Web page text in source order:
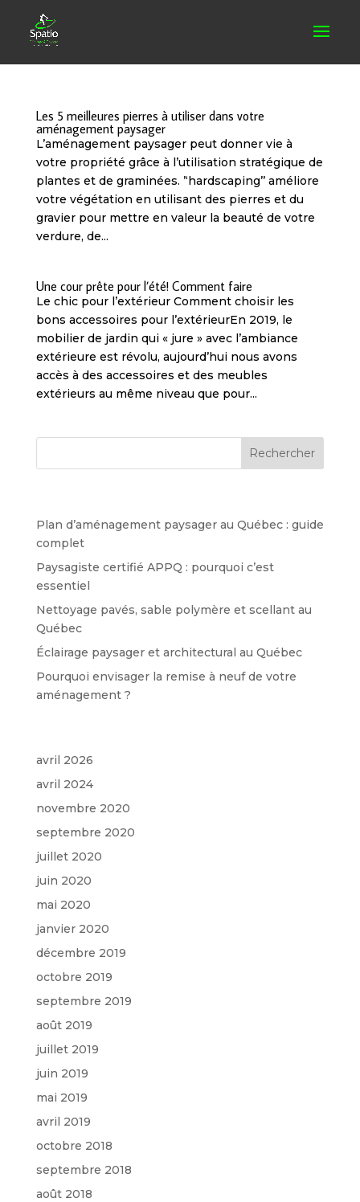
Les 5 meilleures pierres à utiliser dans votre
aménagement paysager
L’aménagement paysager peut donner vie à
votre propriété grâce à l’utilisation stratégique de
plantes et de graminées. ’‘hardscaping’’ améliore
votre végétation en utilisant des pierres et du
gravier pour mettre en valeur la beauté de votre
verdure, de...
Une cour prête pour l’été! Comment faire
Le chic pour l’extérieur Comment choisir les
bons accessoires pour l’extérieurEn 2019, le
mobilier de jardin qui « jure » avec l’ambiance
extérieure est révolu, aujourd’hui nous avons
accès à des accessoires et des meubles
extérieurs au même niveau que pour...
Plan d’aménagement paysager au Québec : guide
complet
Paysagiste certifié APPQ : pourquoi c’est
essentiel
Nettoyage pavés, sable polymère et scellant au
Québec
Éclairage paysager et architectural au Québec
Pourquoi envisager la remise à neuf de votre
aménagement ?
avril 2026
avril 2024
novembre 2020
septembre 2020
juillet 2020
juin 2020
mai 2020
janvier 2020
décembre 2019
octobre 2019
septembre 2019
août 2019
juillet 2019
juin 2019
mai 2019
avril 2019
octobre 2018
septembre 2018
août 2018